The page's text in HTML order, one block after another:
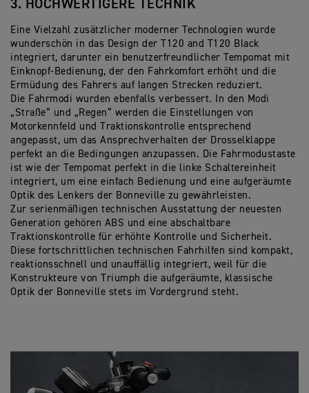
3. HOCHWERTIGERE TECHNIK
Eine Vielzahl zusätzlicher moderner Technologien wurde
wunderschön in das Design der T120 and T120 Black
integriert, darunter ein benutzerfreundlicher Tempomat mit
Einknopf-Bedienung, der den Fahrkomfort erhöht und die
Ermüdung des Fahrers auf langen Strecken reduziert.
Die Fahrmodi wurden ebenfalls verbessert. In den Modi
„Straße“ und „Regen“ werden die Einstellungen von
Motorkennfeld und Traktionskontrolle entsprechend
angepasst, um das Ansprechverhalten der Drosselklappe
perfekt an die Bedingungen anzupassen. Die Fahrmodustaste
ist wie der Tempomat perfekt in die linke Schaltereinheit
integriert, um eine einfach Bedienung und eine aufgeräumte
Optik des Lenkers der Bonneville zu gewährleisten.
Zur serienmäßigen technischen Ausstattung der neuesten
Generation gehören ABS und eine abschaltbare
Traktionskontrolle für erhöhte Kontrolle und Sicherheit.
Diese fortschrittlichen technischen Fahrhilfen sind kompakt,
reaktionsschnell und unauffällig integriert, weil für die
Konstrukteure von Triumph die aufgeräumte, klassische
Optik der Bonneville stets im Vordergrund steht.